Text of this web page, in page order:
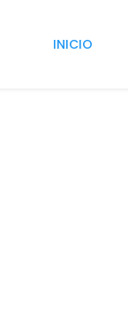
INICIO